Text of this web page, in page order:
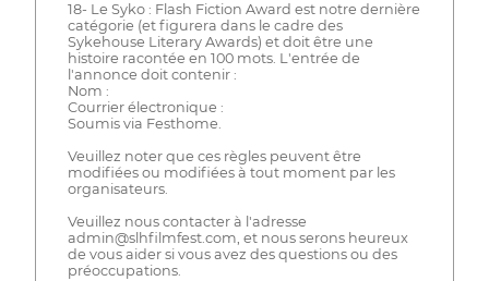
18- Le Syko : Flash Fiction Award est notre dernière
catégorie (et figurera dans le cadre des
Sykehouse Literary Awards) et doit être une
histoire racontée en 100 mots. L'entrée de
l'annonce doit contenir :
Nom :
Courrier électronique :
Soumis via Festhome.
Veuillez noter que ces règles peuvent être
modifiées ou modifiées à tout moment par les
organisateurs.
Veuillez nous contacter à l'adresse
admin@slhfilmfest.com, et nous serons heureux
de vous aider si vous avez des questions ou des
préoccupations.